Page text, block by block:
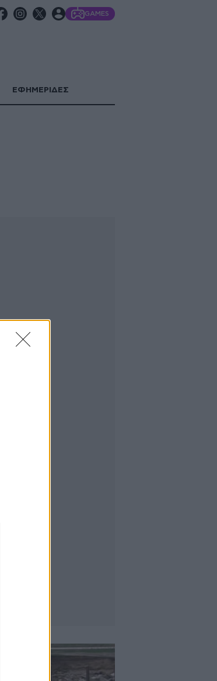
GAMES
ΕΦΗΜΕΡΙΔΕΣ